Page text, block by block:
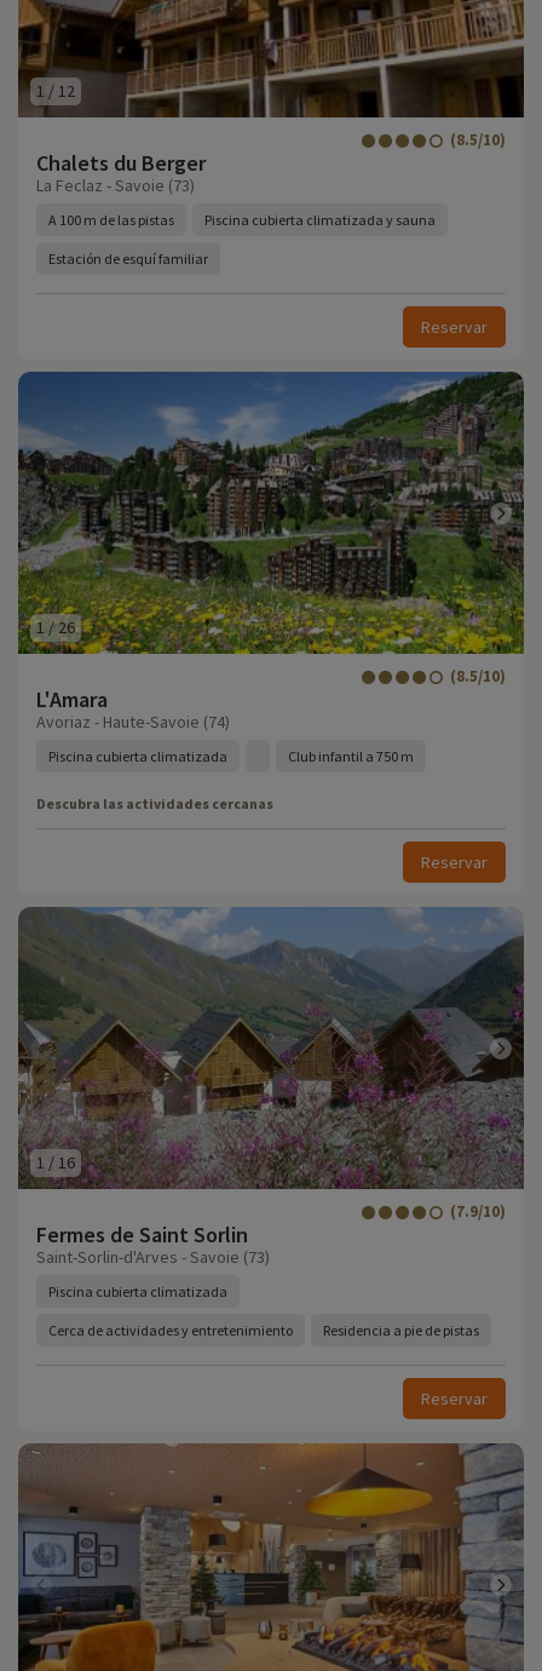
1 / 12
Chalets du Berger
(8.5/10)
La Feclaz - Savoie (73)
A 100 m de las pistas Piscina cubierta climatizada y sauna
Estación de esquí familiar
Reservar
1 /26
L'Amara
(8.5/10)
Avoriaz - Haute-Savoie (74)
Piscina cubierta climatizada Club infantil a 750 m
Descubra las actividades cercanas
Reservar
1 /16
Fermes de Saint Sorlin
(7.9/10)
Saint-Sorlin-d'Arves - Savoie (73)
Piscina cubierta climatizada
Cerca de actividades y entretenimiento Residencia a pie de pistas
Reservar